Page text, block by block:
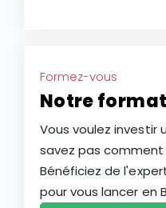
Formez-vous
Notre
Vous voulez investir
savez pas comment
Bénéficiez de
pour vous lancer en